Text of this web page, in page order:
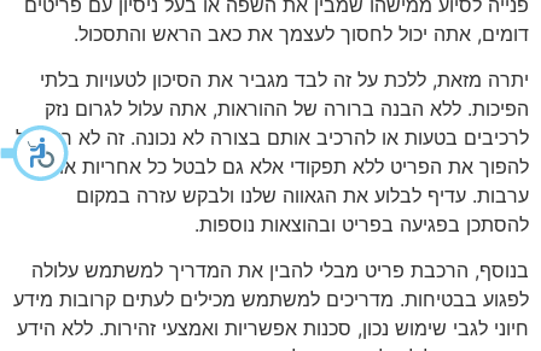
דומים, אתה יכול לחסוך לעצמך את כאב הראש והתסכול.
יתרה מזאת, ללכת על זה לבד מגביר את הסיכון לטעויות בלתי
הפיכות. ללא הבנה ברורה של ההוראות, אתה עלול לגרום נזק
לרכיבים בטעות או להרכיב אותם בצורה לא נכונה. זה לא רק יכול
להפוך את הפריט ללא תפקודי אלא גם לבטל כל אחריות או
ערבות. עדיף לבלוע את הגאווה שלנו ולבקש עזרה במקום
להסתכן בפגיעה בפריט ובהוצאות נוספות.
בנוסף, הרכבת פריט מבלי להבין את המדריך למשתמש עלולה
לפגוע בבטיחות. מדריכים למשתמש מכילים לעתים קרובות מידע
חיוני לגבי שימוש נכון, סכנות אפשריות ואמצעי זהירות. ללא הידע